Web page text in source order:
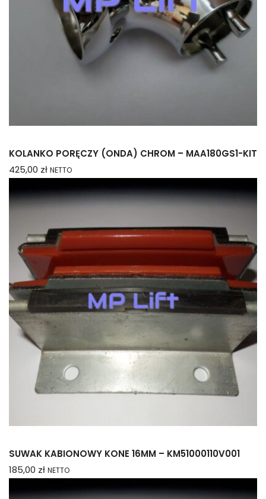
KOLANKO PORĘCZY (ONDA) CHROM – MAA180GS1-KIT
425,00 zł NETTO
SUWAK KABIONOWY KONE 16MM – KM51000110V001
185,00 zł NETTO